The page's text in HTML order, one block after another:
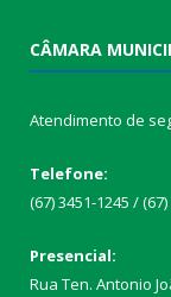
CÂMARA
Atendimento de
Telefone:
(67) 3451-1245 /
Presencial:
Rua Ten. Antonio